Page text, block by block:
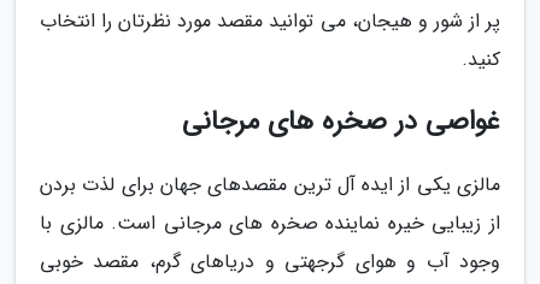
پر از شور و هیجان، می توانید مقصد مورد نظرتان را انتخاب
کنید.
غواصی در صخره های مرجانی
مالزی یکی از ایده آل ترین مقصدهای جهان برای لذت بردن
از زیبایی خیره نماینده صخره های مرجانی است. مالزی با
وجود آب و هوای گرجهتی و دریاهای گرم، مقصد خوبی